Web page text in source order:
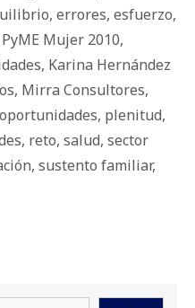
, errores, esfuerzo,
Mujer 2010,
, Karina Hernández
, Mirra Consultores,
oportunidades, plenitud,
, reto, salud, sector
, sustento familiar,